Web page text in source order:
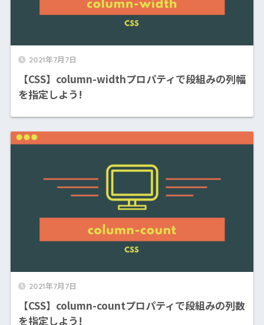
2021年7月7日
【CSS】column-widthプロパティで段組みの列幅
を指定しよう!
2021年7月7日
【CSS】column-countプロパティで段組みの列数
を指定しよう!